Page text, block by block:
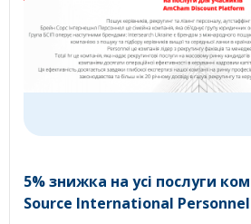
5% знижка на усі послуги
Source International Personnel